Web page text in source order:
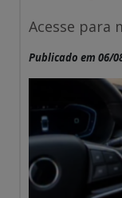
Acesse para
Publicado em 06/